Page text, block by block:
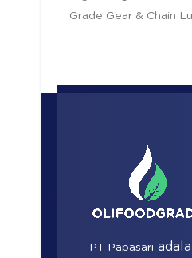
Grade Gear & Chain
PT Papasari